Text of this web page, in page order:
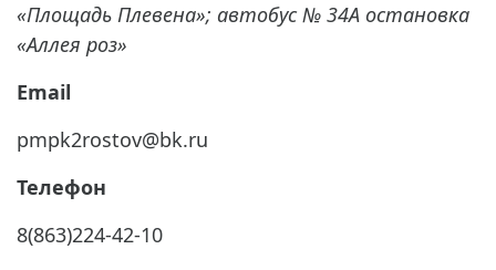
«Площадь Плевена»; автобус № 34А остановка
«Аллея роз»
Email
pmpk2rostov@bk.ru
Телефон
8(863)224-42-10